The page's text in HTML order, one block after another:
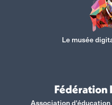
Le musée
Fédération
Association